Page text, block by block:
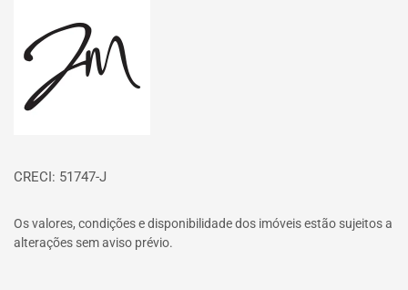
CRECI: 51747-J
Os valores, condições e disponibilidade dos imóveis estão sujeitos a
alterações sem aviso prévio.